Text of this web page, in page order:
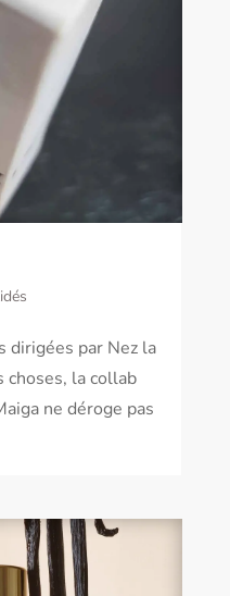
dirigées par Nez la
la collab
ne déroge pas